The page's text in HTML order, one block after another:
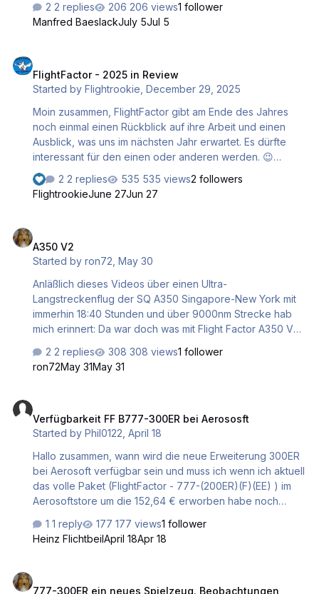
von 800 kb bis 2,68 MB und spielzeit von 4 bis 15 sec.
Die Version ist 1.7.05 Hat jemand eine Idee wie ich die
2 replies 206 views1 follower
Manfred BaeslackJuly 5Jul 5
FlightFactor - 2025 in Review
Started byFlightrookie ,December 29, 2025
Moin zusammen, FlightFactor gibt am Ende des Jahres
noch einmal einen Rückblick auf ihre Arbeit und einen
Ausblick, was uns im nächsten Jahr erwartet. Es dürfte
interessant für den einen oder anderen werden. 😉
https://forums.x-plane.org/forums/topic/341141-
flightfactor-2025-in-review/ Ich wünsche allen einen
guten Rutsch ins neue Jahr, bleibt gesund und happy
2 replies 535 views2 followers
FlightrookieJune 27Jun 27
A350 V2
Started byron72 ,May 30
Anläßlich dieses Videos über einen Ultra-
Langstreckenflug der SQ A350 Singapore-New York mit
immerhin 18:40 Stunden und über 9000nm Strecke hab
mich erinnert: Da war doch was mit Flight Factor A350 V2.
haben Mitte des Jahres. Weit und breit keine Nachricht.
Den "alten" A350 habe ich schon länger gelöscht. Da
mithalten! Zwar mit leichten Eingriffen (Contingency Fuel
und Reduktion der Passagiere) aber es geht
2 replies 308 views1 follower
ron72May 31May 31
Verfügbarkeit FF B777-300ER bei Aerososft
Started byPhil0122 ,April 18
Hallo zusammen, wann wird die neue Erweiterung 300ER
bei Aerosoft verfügbar sein und muss ich wenn ich aktuell
das volle Paket (FlightFactor - 777-(200ER)(F)(EE) ) im
Aerosoftstore um die 152,64 € erworben habe noch
dabei gewesen? Beste Grüße Philipp
1 reply 177 views1 follower
Heinz FlichtbeilApril 18Apr 18
777-300ER ein neues Spielzeug. Beobachtungen,